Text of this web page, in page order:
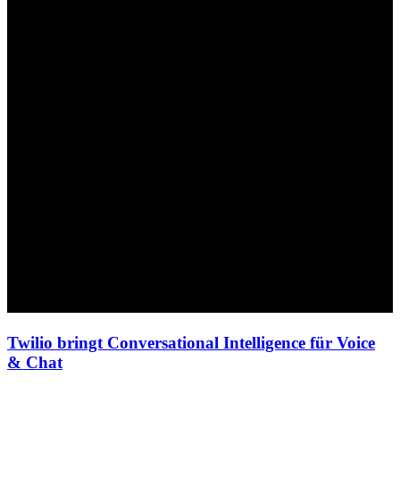
Twilio bringt Conversational Intelligence für Voice
& Chat